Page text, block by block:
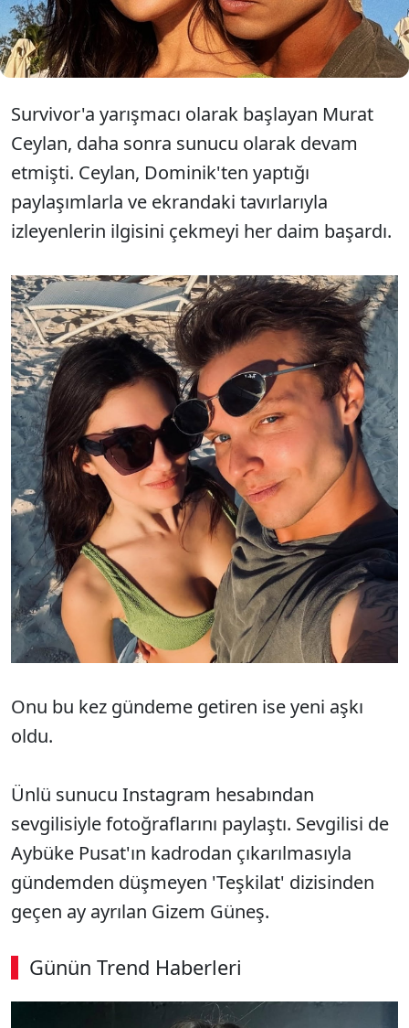
Survivor'a yarışmacı olarak başlayan Murat
Ceylan, daha sonra sunucu olarak devam
etmişti. Ceylan, Dominik'ten yaptığı
paylaşımlarla ve ekrandaki tavırlarıyla
izleyenlerin ilgisini çekmeyi her daim başardı.
Onu bu kez gündeme getiren ise yeni aşkı
oldu.
Ünlü sunucu Instagram hesabından
sevgilisiyle fotoğraflarını paylaştı. Sevgilisi de
Aybüke Pusat'ın kadrodan çıkarılmasıyla
gündemden düşmeyen 'Teşkilat' dizisinden
geçen ay ayrılan Gizem Güneş.
Günün Trend Haberleri